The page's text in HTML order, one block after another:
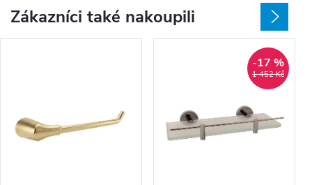
Zákazníci také nakoupili
1 452 Kč
-17 %